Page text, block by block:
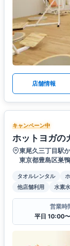
店舗情報
キャンペーン中
ホットヨガの
東尾久三丁目駅
東京都豊島区巣
タオルレンタル
他店舗利用
水素水
営業時
平日 10:00